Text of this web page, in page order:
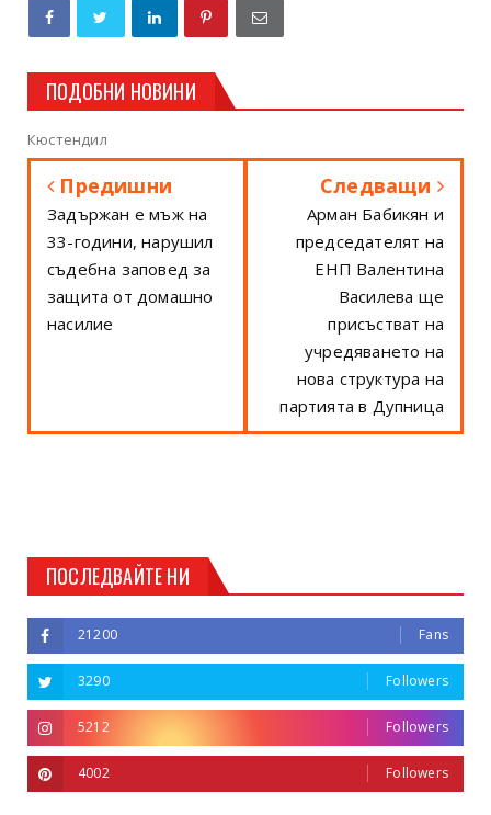
ПОДОБНИ НОВИНИ
Кюстендил
Предишни
Задържан е мъж на
33-години, нарушил
съдебна заповед за
защита от домашно
насилие
Следващи
Арман Бабикян и
председателят на
ЕНП Валентина
Василева ще
присъстват на
учредяването на
нова структура на
партията в Дупница
ПОСЛЕДВАЙТЕ НИ
21200 Fans
3290 Followers
5212 Followers
4002 Followers